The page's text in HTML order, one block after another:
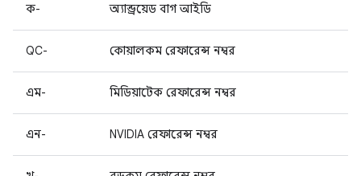
ক- অ্যান্ড্রয়েড বাগ আইডি
QC- কোয়ালকম রেফারেন্স নম্বর
এম- মিডিয়াটেক রেফারেন্স নম্বর
এন- NVIDIA রেফারেন্স নম্বর